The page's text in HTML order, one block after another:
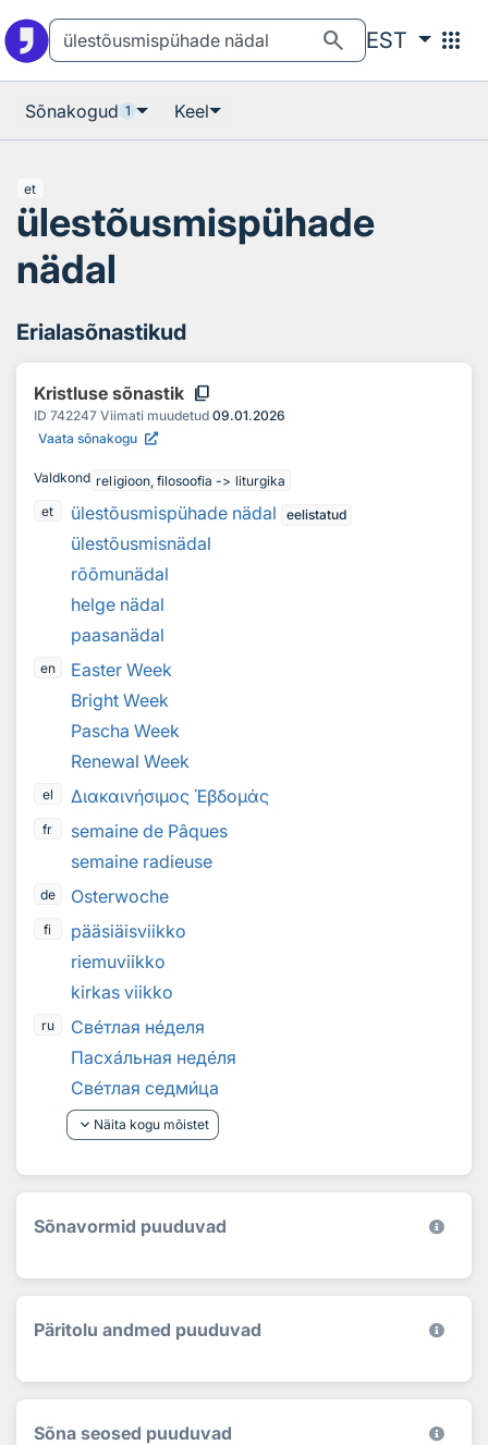
search EST apps
Sõnakogud 1 Keel
et
ülestõusmispühade
nädal
Erialasõnastikud
Kristluse sõnastik content_copy
ID 742247 Viimati muudetud 09.01.2026
Vaata sõnakogu
Valdkond religioon, filosoofia -> liturgika
et
ülestõusmispühade nädal eelistatud
ülestõusmisnädal
rõõmunädal
helge nädal
paasanädal
en
Easter Week
Bright Week
Pascha Week
Renewal Week
el Διακαινήσιμος Ἑβδομάς
fr
semaine de Pâques
semaine radieuse
de Osterwoche
fi
pääsiäisviikko
riemuviikko
kirkas viikko
ru Светлая неделя
Пасхальная неделя
Светлая седмица
keyboard_arrow_down Näita kogu mõistet
Sõnavormid puuduvad
Päritolu andmed puuduvad
Sõna seosed puuduvad